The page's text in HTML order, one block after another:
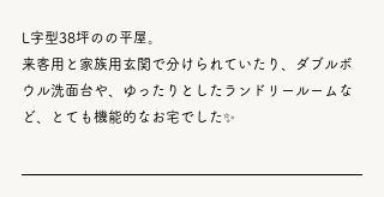
L字型38坪のの平屋。
来客用と家族用玄関で分けられていたり、ダブルボ
ウル洗面台や、ゆったりとしたランドリールームな
ど、とても機能的なお宅でした✨